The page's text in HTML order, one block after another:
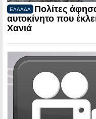
ΕΛΛΑΔΑ
Πολίτες
αυτοκίνητο που
Χανιά